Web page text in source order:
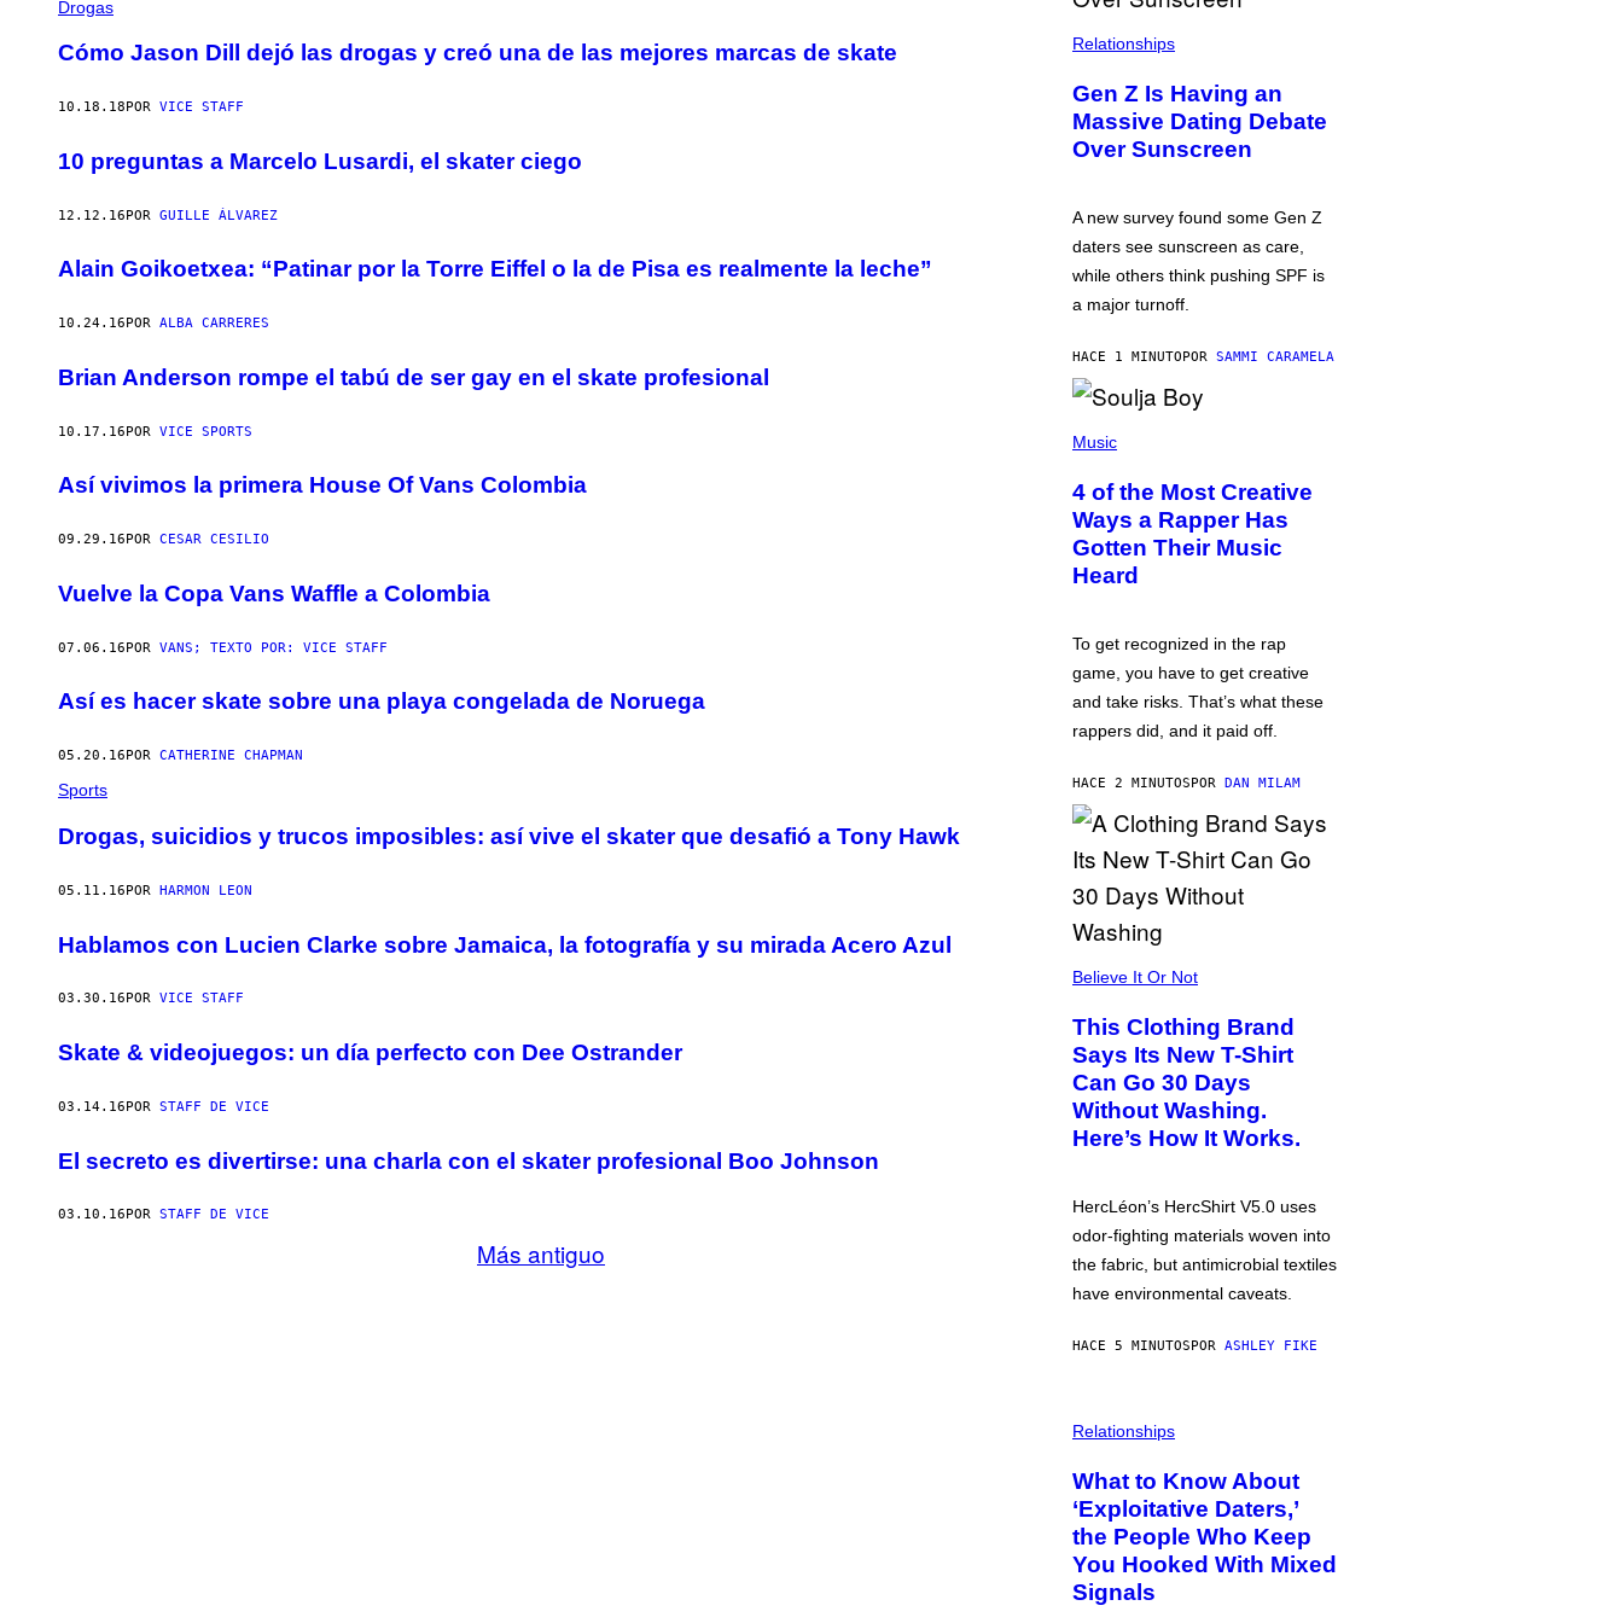
Drogas
Cómo Jason Dill dejó las drogas y creó una de las mejores marcas de skate
10.18.18 POR VICE STAFF
10 preguntas a Marcelo Lusardi, el skater ciego
12.12.16POR GUILLE ÁLVAREZ
Alain Goikoetxea: “Patinar por la Torre Eiffel o la de Pisa es realmente la leche”
10.24.16 POR ALBA CARRERES
Brian Anderson rompe el tabú de ser gay en el skate profesional
10.17.16POR VICE SPORTS
Así vivimos la primera House Of Vans Colombia
09.29.16 POR CESAR CESILIO
Vuelve la Copa Vans Waffle a Colombia
07.06.16POR VANS; TEXTO POR: VICE STAFF
Así es hacer skate sobre una playa congelada de Noruega
05.20.16 POR CATHERINE CHAPMAN
Sports
Drogas, suicidios y trucos imposibles: así vive el skater que desafió a Tony Hawk
05.11.16POR HARMON LEON
Hablamos con Lucien Clarke sobre Jamaica, la fotografía y su mirada Acero Azul
03.30.16 POR VICE STAFF
Skate & videojuegos: un día perfecto con Dee Ostrander
03.14.16POR STAFF DE VICE
El secreto es divertirse: una charla con el skater profesional Boo Johnson
03.10.16 POR STAFF DE VICE
Más antiguo
Relationships
Gen Z Is Having an
Massive Dating Debate
Over Sunscreen
A new survey found some Gen Z
daters see sunscreen as care,
while others think pushing SPF is
a major turnoff.
HACE 1 MINUTOPOR SAMMI CARAMELA
H
O
B
Y
M
I
C
E
L
C
C
A
N
O
F
L
M
I
Music
4 of the Most Creative
Ways a Rapper Has
Gotten Their Music
Heard
To get recognized in the rap
game, you have to get creative
and take risks. That’s what these
rappers did, and it paid off.
HACE 2 MINUTOSPOR DAN MILAM
Believe It Or Not
This Clothing Brand
Says Its New T-Shirt
Can Go 30 Days
Without Washing.
Here’s How It Works.
HercLéon’s HercShirt V5.0 uses
odor-fighting materials woven into
the fabric, but antimicrobial textiles
have environmental caveats.
HACE 5 MINUTOSPOR ASHLEY FIKE
Relationships
What to Know About
‘Exploitative Daters,’
the People Who Keep
You Hooked With Mixed
Signals